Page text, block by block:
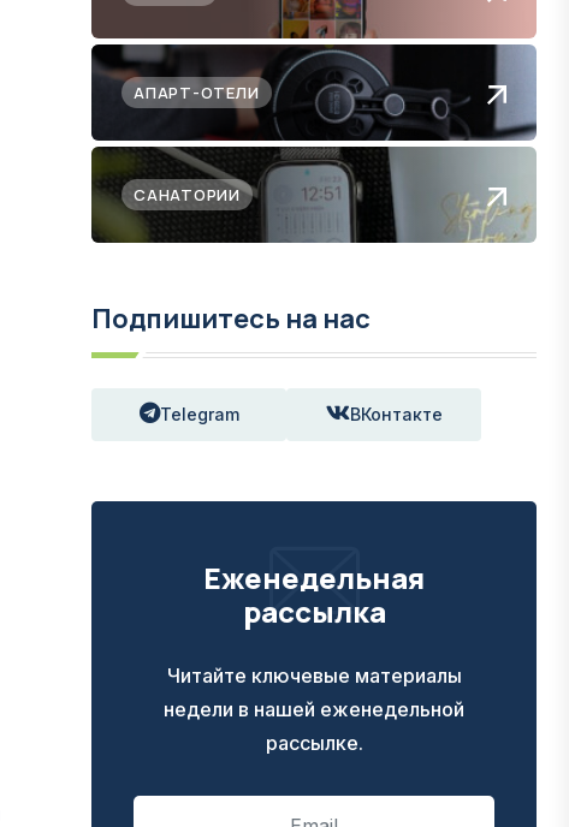
АПАРТ-ОТЕЛИ
САНАТОРИИ
Подпишитесь на нас
Telegram ВКонтакте
Еженедельная
рассылка
Читайте ключевые материалы
недели в нашей еженедельной
рассылке.